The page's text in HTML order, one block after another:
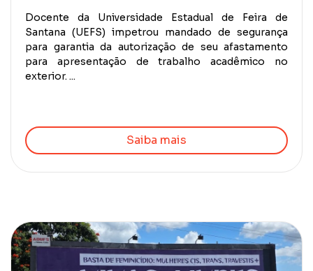
Docente da Universidade Estadual de Feira de
Santana (UEFS) impetrou mandado de segurança
para garantia da autorização de seu afastamento
para apresentação de trabalho acadêmico no
exterior. ...
Saiba mais